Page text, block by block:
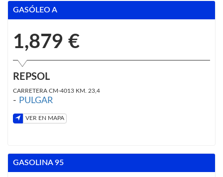
GASÓLEO A
1,879 €
REPSOL
CARRETERA CM-4013 KM. 23,4
- PULGAR
VER EN MAPA
GASOLINA 95